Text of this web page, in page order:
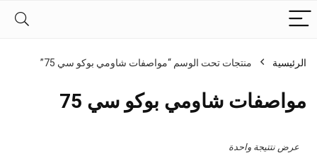
الرئيسية منتجات تحت الوسم “مواصفات شاومي بوكو سي 75”
مواصفات شاومي بوكو سي 75
عرض نتتيجة واحدة